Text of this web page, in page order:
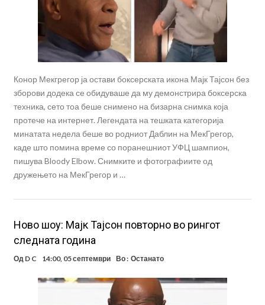
Конор Мекгрегор ја остави боксерската икона Мајк Тајсон без
зборови додека се обидуваше да му демонстрира боксерска
техника, сето тоа беше снимено на бизарна снимка која
протече на интернет. Легендата на тешката категорија
минатата недела беше во родниот Даблин на МекГрегор,
каде што помина време со поранешниот УФЦ шампион,
пишува Bloody Elbow. Снимките и фотографиите од
дружењето на МекГрегор и …
Ново шоу: Мајк Тајсон повторно во рингот
следната година
Од D C 14:00, 05 септември Во : Останато